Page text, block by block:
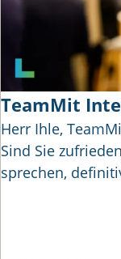
TeamMit
Herr Ihle,
Sind Sie
sprechen,